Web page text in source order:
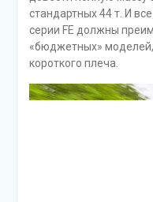
стандартных 44 т. И
серии FE должны
«бюджетных»
короткого плеча.